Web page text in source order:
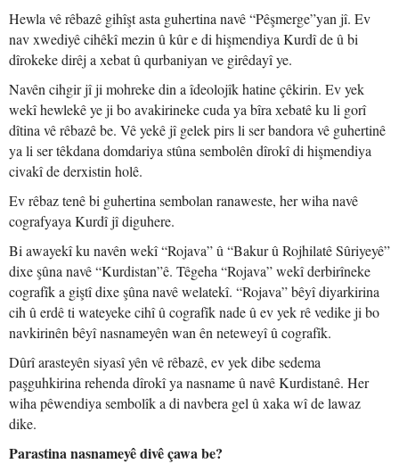
Hewla vê rêbazê gihîşt asta guhertina navê “Pêşmerge”yan jî. Ev
nav xwediyê cihêkî mezin û kûr e di hişmendiya Kurdî de û bi
dîrokeke dirêj a xebat û qurbaniyan ve girêdayî ye.
Navên cihgir jî ji mohreke din a îdeolojîk hatine çêkirin. Ev yek
wekî hewlekê ye ji bo avakirineke cuda ya bîra xebatê ku li gorî
dîtina vê rêbazê be. Vê yekê jî gelek pirs li ser bandora vê guhertinê
ya li ser têkdana domdariya stûna sembolên dîrokî di hişmendiya
civakî de derxistin holê.
Ev rêbaz tenê bi guhertina sembolan ranaweste, her wiha navê
cografyaya Kurdî jî diguhere.
Bi awayekî ku navên wekî “Rojava” û “Bakur û Rojhilatê Sûriyeyê”
dixe şûna navê “Kurdistan”ê. Têgeha “Rojava” wekî derbirîneke
cografîk a giştî dixe şûna navê welatekî. “Rojava” bêyî diyarkirina
cih û erdê ti wateyeke cihî û cografîk nade û ev yek rê vedike ji bo
navkirinên bêyî nasnameyên wan ên neteweyî û cografîk.
Dûrî arasteyên siyasî yên vê rêbazê, ev yek dibe sedema
paşguhkirina rehenda dîrokî ya nasname û navê Kurdistanê. Her
wiha pêwendiya sembolîk a di navbera gel û xaka wî de lawaz
dike.
Parastina nasnameyê divê çawa be?